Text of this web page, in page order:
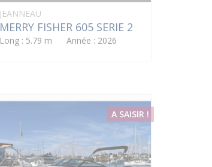
JEANNEAU
MERRY FISHER 605 SERIE 2
Long : 5.79 m Année : 2026
A SAISIR !